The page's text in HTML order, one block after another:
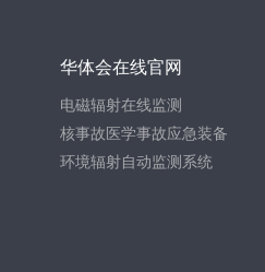
华体会在线官网
电磁辐射在线监测
核事故医学事故应急装备
环境辐射自动监测系统